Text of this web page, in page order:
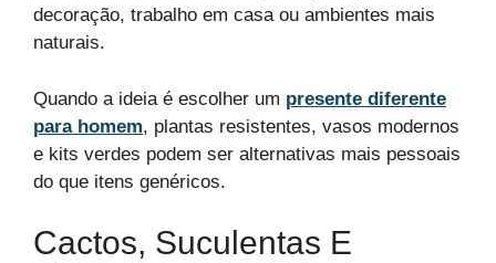
decoração, trabalho em casa ou ambientes mais
naturais.
Quando a ideia é escolher um presente diferente
para homem, plantas resistentes, vasos modernos
e kits verdes podem ser alternativas mais pessoais
do que itens genéricos.
Cactos, Suculentas E